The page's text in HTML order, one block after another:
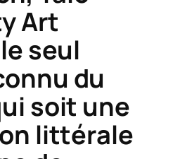
Art
seul
du
soit une
littérale